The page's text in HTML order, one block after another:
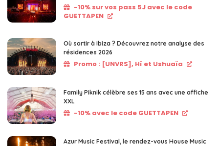
-10% sur vos pass 5J avec le code
GUETTAPEN
Où sortir à Ibiza ? Découvrez notre analyse des
résidences 2026
Promo : [UNVRS], Hï et Ushuaïa
Family Piknik célèbre ses 15 ans avec une affiche
XXL
-10% avec le code GUETTAPEN
Azur Music Festival, le rendez-vous House Music